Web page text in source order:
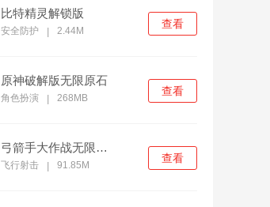
比特精灵解锁版
安全防护 2.44M
查看
原神破解版无限原石
角色扮演 268MB
查看
弓箭手大作战无限金币版
飞行射击 91.85M
查看